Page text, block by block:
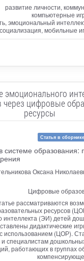
развитие личности,
компьютерные
эмоциональный
мобильные
эмоционального
цифровые
ресурсы
Статья в
системе образования:
Оксана
Цифровые
рассматриваются
ресурсов
интеллекта (ЭИ) детей
дидактические
использованием (ЦОР).
и специалистам
работающих в группах